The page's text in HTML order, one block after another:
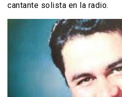
cantante solista en la radio.